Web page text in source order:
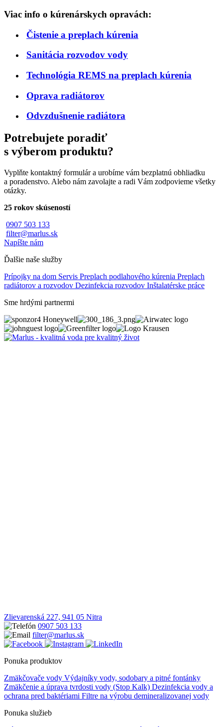
Viac info o kúrenárskych opravách:
Čistenie a preplach kúrenia
Sanitácia rozvodov vody
Technológia REMS na preplach kúrenia
Oprava radiátorov
Odvzdušnenie radiátora
Potrebujete poradiť
s výberom produktu?
Vyplňte kontaktný formulár a urobíme vám bezplatnú obhliadku
a poradenstvo. Alebo nám zavolajte a radi Vám zodpovieme všetky
otázky.
25 rokov skúseností
0907 503 133
filter@marlus.sk
Napíšte nám
Ďalšie naše služby
Prípojky na dom Servis Preplach podlahového kúrenia Preplach
radiátorov a rozvodov Dezinfekcia rozvodov Inštalatérske práce
Sme hrdými partnermi
Zlievarenská 227, 941 05 Nitra
0907 503 133
filter@marlus.sk
Ponuka produktov
Zmäkčovače vody Výdajníky vody, sodobary a pitné fontánky
Zmäkčenie a úprava tvrdosti vody (Stop Kalk) Dezinfekcia vody a
ochrana pred baktériami Filtre na výrobu demineralizovanej vody
Ponuka služieb